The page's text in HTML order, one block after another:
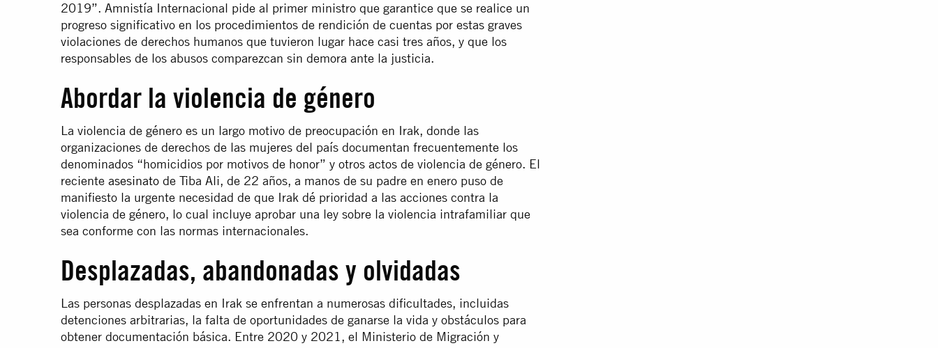
2019”. Amnistía Internacional pide al primer ministro que garantice que se realice un
progreso significativo en los procedimientos de rendición de cuentas por estas graves
violaciones de derechos humanos que tuvieron lugar hace casi tres años, y que los
responsables de los abusos comparezcan sin demora ante la justicia.
Abordar la violencia de género
La violencia de género es un largo motivo de preocupación en Irak, donde las
organizaciones de derechos de las mujeres del país documentan frecuentemente los
denominados “homicidios por motivos de honor” y otros actos de violencia de género. El
reciente asesinato de Tiba Ali, de 22 años, a manos de su padre en enero puso de
manifiesto la urgente necesidad de que Irak dé prioridad a las acciones contra la
violencia de género, lo cual incluye aprobar una ley sobre la violencia intrafamiliar que
sea conforme con las normas internacionales.
Desplazadas, abandonadas y olvidadas
Las personas desplazadas en Irak se enfrentan a numerosas dificultades, incluidas
detenciones arbitrarias, la falta de oportunidades de ganarse la vida y obstáculos para
obtener documentación básica. Entre 2020 y 2021, el Ministerio de Migración y